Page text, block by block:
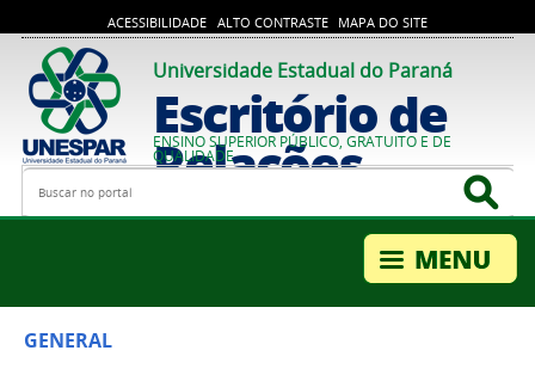
ACESSIBILIDADE ALTO CONTRASTE MAPA DO SITE
Universidade Estadual do Paraná
Escritório de
Relações
Internacionais
ENSINO SUPERIOR PÚBLICO, GRATUITO E DE
QUALIDADE
Busca
GENERAL